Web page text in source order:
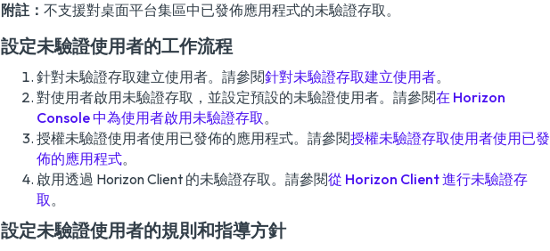
附註： 不支援對桌面平台集區中已發佈應用程式的未驗證存取。
設定未驗證使用者的工作流程
針對未驗證存取建立使用者。請參閱針對未驗證存取建立使用者。
對使用者啟用未驗證存取，並設定預設的未驗證使用者。請參閱在 Horizon
Console 中為使用者啟用未驗證存取。
授權未驗證使用者使用已發佈的應用程式。請參閱授權未驗證存取使用者使用已發
佈的應用程式。
啟用透過 Horizon Client 的未驗證存取。請參閱從 Horizon Client 進行未驗證存
取。
設定未驗證使用者的規則和指導方針